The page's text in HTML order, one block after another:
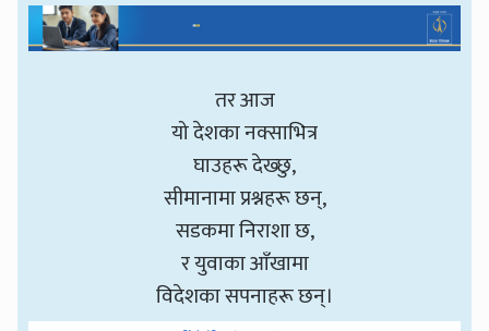
तर आज
यो देशका नक्साभित्र
घाउहरू देख्छु,
सीमानामा प्रश्नहरू छन्,
सडकमा निराशा छ,
र युवाका आँखामा
विदेशका सपनाहरू छन्।